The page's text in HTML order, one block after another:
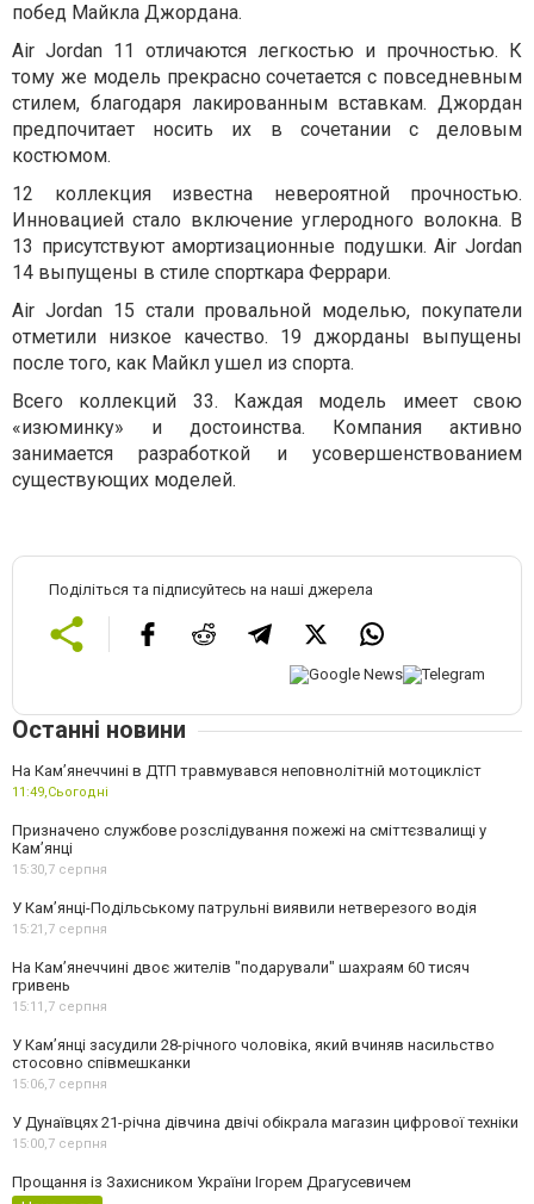
побед Майкла Джордана.
Air Jordan 11 отличаются легкостью и прочностью. К
тому же модель прекрасно сочетается с повседневным
стилем, благодаря лакированным вставкам. Джордан
предпочитает носить их в сочетании с деловым
костюмом.
12 коллекция известна невероятной прочностью.
Инновацией стало включение углеродного волокна. В
13 присутствуют амортизационные подушки. Air Jordan
14 выпущены в стиле спорткара Феррари.
Air Jordan 15 стали провальной моделью, покупатели
отметили низкое качество. 19 джорданы выпущены
после того, как Майкл ушел из спорта.
Всего коллекций 33. Каждая модель имеет свою
«изюминку» и достоинства. Компания активно
занимается разработкой и усовершенствованием
существующих моделей.
Поділіться та підписуйтесь на наші джерела
Останні новини
На Кам’янеччині в ДТП травмувався неповнолітній мотоцикліст
11:49,Сьогодні
Призначено службове розслідування пожежі на сміттєзвалищі у
Кам’янці
15:30,7 серпня
У Кам’янці-Подільському патрульні виявили нетверезого водія
15:21,7 серпня
На Камʼянеччині двоє жителів "подарували" шахраям 60 тисяч
гривень
15:11,7 серпня
У Камʼянці засудили 28-річного чоловіка, який вчиняв насильство
стосовно співмешканки
15:06,7 серпня
У Дунаївцях 21-річна дівчина двічі обікрала магазин цифрової техніки
15:00,7 серпня
Прощання із Захисником України Ігорем Драгусевичем